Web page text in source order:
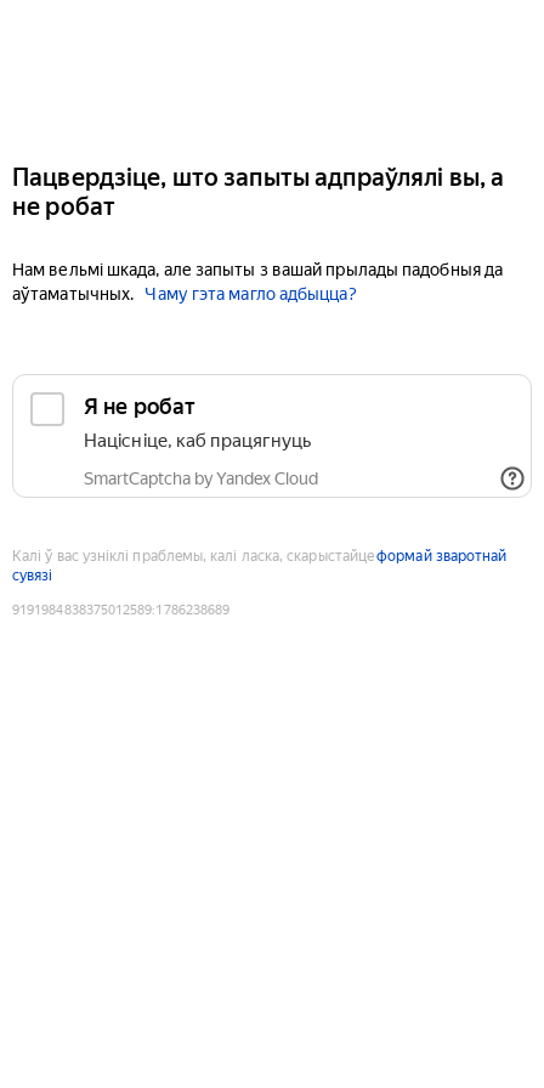
Пацвердзіце, што запыты адпраўлялі вы, а
не робат
Нам вельмі шкада, але запыты з вашай прылады падобныя да
аўтаматычных.
Чаму гэта магло адбыцца?
Я не робат
Націсніце, каб працягнуць
SmartCaptcha by Yandex Cloud
Калі ў вас узніклі праблемы, калі ласка, скарыстайцеформай зваротнай
сувязі
9191984838375012589:1786238689